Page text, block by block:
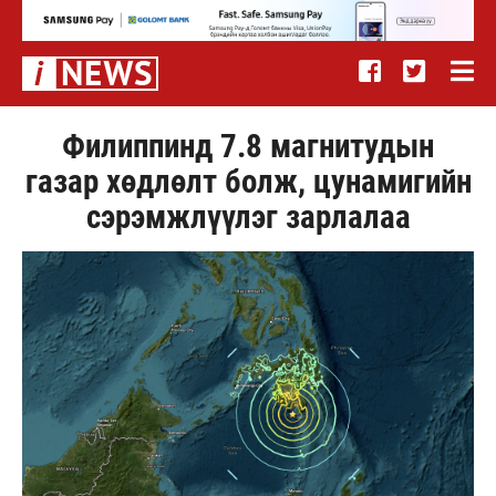
Филиппинд 7.8 магнитудын
газар хөдлөлт болж, цунамигийн
сэрэмжлүүлэг зарлалаа